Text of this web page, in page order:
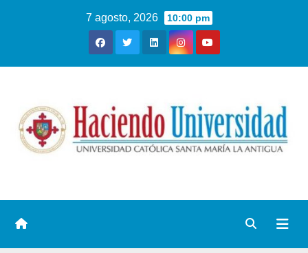
7 agosto, 2026 10:00 pm